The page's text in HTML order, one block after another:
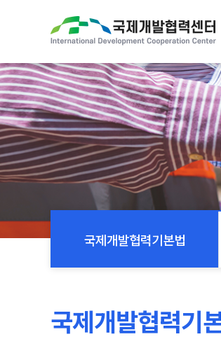
국제개발협력기본법
국제개발협력기